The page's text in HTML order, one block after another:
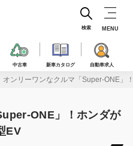
中古車 新車カタログ 自動車求人
検索 MENU
オンリーワンなクルマ「Super-ONE」
ONE」！ホンダが
EV